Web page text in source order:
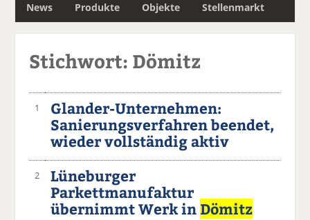
News Produkte Objekte Stellenmarkt
c
Stichwort: Dömitz
1
Glander-Unternehmen:
Sanierungsverfahren beendet,
wieder vollständig aktiv
2
Lüneburger
Parkettmanufaktur
übernimmt Werk in Dömitz